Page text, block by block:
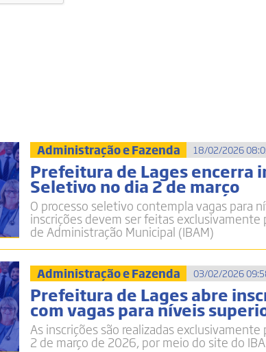
Administração e Fazenda 18/02/2026
Prefeitura de Lages encerra
Seletivo no dia 2 de março
O processo seletivo contempla vagas para
inscrições devem ser feitas
de Administração Municipal (IBAM)
Administração e Fazenda 03/02/2026
Prefeitura de Lages abre
com vagas para níveis
As inscrições são realizadas
2 de março de 2026, por meio do site do